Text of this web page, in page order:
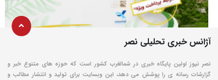
آژانس خبری تحلیلی نصر
نصر نیوز اولین پایگاه خبری در شمالغرب کشور است که حوزه های متنوع خبر و
گزارشات رسانه ی را پوشش می دهد، این وبسایت برای تولید و انتشار مطالب و